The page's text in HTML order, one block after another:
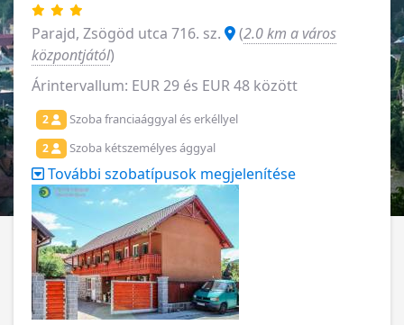
Parajd, Zsögöd utca 716. sz. (2.0 km a város
központjától)
Árintervallum: EUR 29 és EUR 48 között
2 Szoba franciaággyal és erkéllyel
2 Szoba kétszemélyes ággyal
További szobatípusok megjelenítése